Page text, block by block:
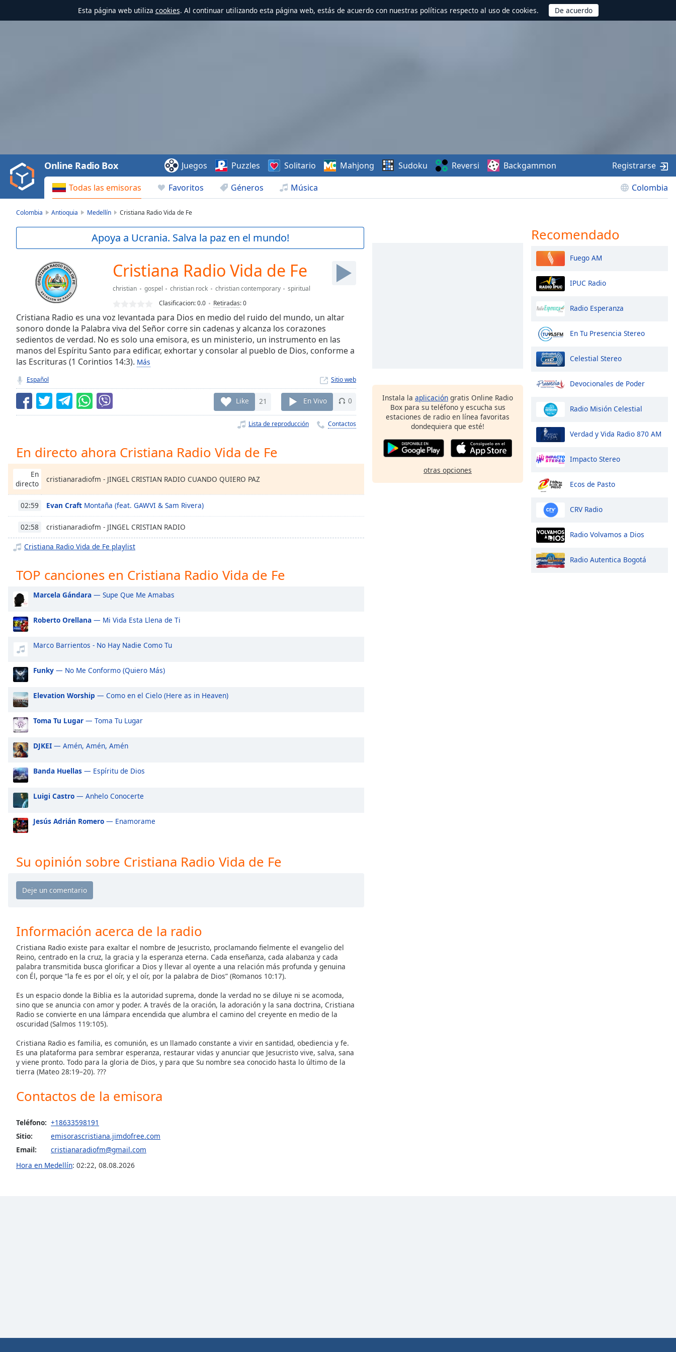
Esta página web utiliza cookies. Al continuar utilizando esta página web, estás de acuerdo con nuestras políticas respecto al uso de cookies.
Video
Play
Backward
Skip
Current
TypeLIVE
Seek to
live,
currently
behind
LIVE
Time-
Chapters
Chapters
descriptions
off ,
selected
Subtitles
subtitles
settings,
opens
subtitles
settings
dialog
off
Audio
Picture-
Picture
Fullscreen
This
modal
dialog
Escape
cancel
close
Color
Background
Opacity
Caption
Background
Todas las emisoras Favoritos Géneros Música Colombia
Online Radio Box Juegos Puzzles Solitario Mahjong Sudoku Reversi Backgammon Registrarse
Colombia Antioquia Medellín Cristiana Radio Vida de Fe
Apoya a Ucrania. Salva la paz en el mundo!
Cristiana Radio Vida de Fe
christian gospel christian rock christian contemporary
spiritual
Clasificacion:0.0 Retiradas:0
Cristiana Radio es una voz levantada para Dios en medio del ruido del mundo, un altar
sonoro donde la Palabra viva del Señor corre sin cadenas y alcanza los corazones
sedientos de verdad. No es solo una emisora, es un ministerio, un instrumento en las
manos del Espíritu Santo para edificar, exhortar y consolar al pueblo de Dios, conforme a
las Escrituras (1 Corintios 14:3). Más
Español Sitio web
Like 21 En Vivo 0
Lista de reproducción Contactos
En directo ahora Cristiana Radio Vida de Fe
En
directo
cristianaradiofm - JINGEL CRISTIAN RADIO CUANDO QUIERO PAZ
02:59 Evan Craft Montaña (feat. GAWVI & Sam Rivera)
02:58 cristianaradiofm - JINGEL CRISTIAN RADIO
Cristiana Radio Vida de Fe playlist
TOP canciones en Cristiana Radio Vida de Fe
Marcela Gándara — Supe Que Me Amabas
Roberto Orellana — Mi Vida Esta Llena de Ti
Marco Barrientos - No Hay Nadie Como Tu
Funky — No Me Conformo (Quiero Más)
Elevation Worship — Como en el Cielo (Here as in Heaven)
Toma Tu Lugar — Toma Tu Lugar
DJKEI — Amén, Amén, Amén
Banda Huellas — Espíritu de Dios
Luigi Castro — Anhelo Conocerte
Jesús Adrián Romero — Enamorame
Su opinión sobre Cristiana Radio Vida de Fe
Información acerca de la radio
Cristiana Radio existe para exaltar el nombre de Jesucristo, proclamando fielmente el evangelio del
Reino, centrado en la cruz, la gracia y la esperanza eterna. Cada enseñanza, cada alabanza y cada
palabra transmitida busca glorificar a Dios y llevar al oyente a una relación más profunda y genuina
con Él, porque “la fe es por el oír, y el oír, por la palabra de Dios” (Romanos 10:17).
Es un espacio donde la Biblia es la autoridad suprema, donde la verdad no se diluye ni se acomoda,
sino que se anuncia con amor y poder. A través de la oración, la adoración y la sana doctrina, Cristiana
Radio se convierte en una lámpara encendida que alumbra el camino del creyente en medio de la
oscuridad (Salmos 119:105).
Cristiana Radio es familia, es comunión, es un llamado constante a vivir en santidad, obediencia y fe.
Es una plataforma para sembrar esperanza, restaurar vidas y anunciar que Jesucristo vive, salva, sana
y viene pronto. Todo para la gloria de Dios, y para que Su nombre sea conocido hasta lo último de la
tierra (Mateo 28:19–20). ???
Contactos de la emisora
Teléfono: +18633598191
Sitio:
emisorascristiana.jimdofree.com
Email:
cristianaradiofm@gmail.com
Hora en Medellín: 02:22, 08.08.2026
Instala la aplicación gratis Online Radio
Box para su teléfono y escucha sus
estaciones de radio en línea favoritas
dondequiera que esté!
otras opciones
Recomendado
Fuego AM
IPUC Radio
Radio Esperanza
En Tu Presencia Stereo
Celestial Stereo
Devocionales de Poder
Radio Misión Celestial
Verdad y Vida Radio 870 AM
Impacto Stereo
Ecos de Pasto
CRV Radio
Radio Volvamos a Dios
Radio Autentica Bogotá